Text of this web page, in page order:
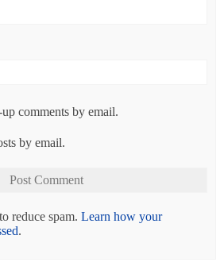
comments by email.
by email.
reduce spam. Learn how your
.